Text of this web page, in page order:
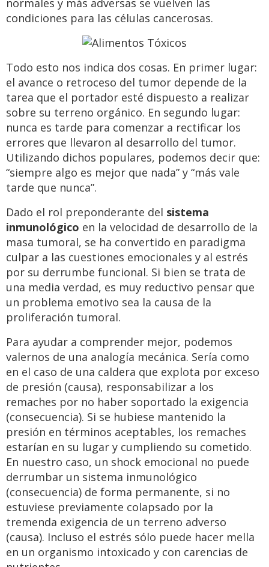
normales y más adversas se vuelven las
condiciones para las células cancerosas.
Todo esto nos indica dos cosas. En primer lugar:
el avance o retroceso del tumor depende de la
tarea que el portador esté dispuesto a realizar
sobre su terreno orgánico. En segundo lugar:
nunca es tarde para comenzar a rectificar los
errores que llevaron al desarrollo del tumor.
Utilizando dichos populares, podemos decir que:
“siempre algo es mejor que nada” y “más vale
tarde que nunca”.
Dado el rol preponderante del sistema
inmunológico en la velocidad de desarrollo de la
masa tumoral, se ha convertido en paradigma
culpar a las cuestiones emocionales y al estrés
por su derrumbe funcional. Si bien se trata de
una media verdad, es muy reductivo pensar que
un problema emotivo sea la causa de la
proliferación tumoral.
Para ayudar a comprender mejor, podemos
valernos de una analogía mecánica. Sería como
en el caso de una caldera que explota por exceso
de presión (causa), responsabilizar a los
remaches por no haber soportado la exigencia
(consecuencia). Si se hubiese mantenido la
presión en términos aceptables, los remaches
estarían en su lugar y cumpliendo su cometido.
En nuestro caso, un shock emocional no puede
derrumbar un sistema inmunológico
(consecuencia) de forma permanente, si no
estuviese previamente colapsado por la
tremenda exigencia de un terreno adverso
(causa). Incluso el estrés sólo puede hacer mella
en un organismo intoxicado y con carencias de